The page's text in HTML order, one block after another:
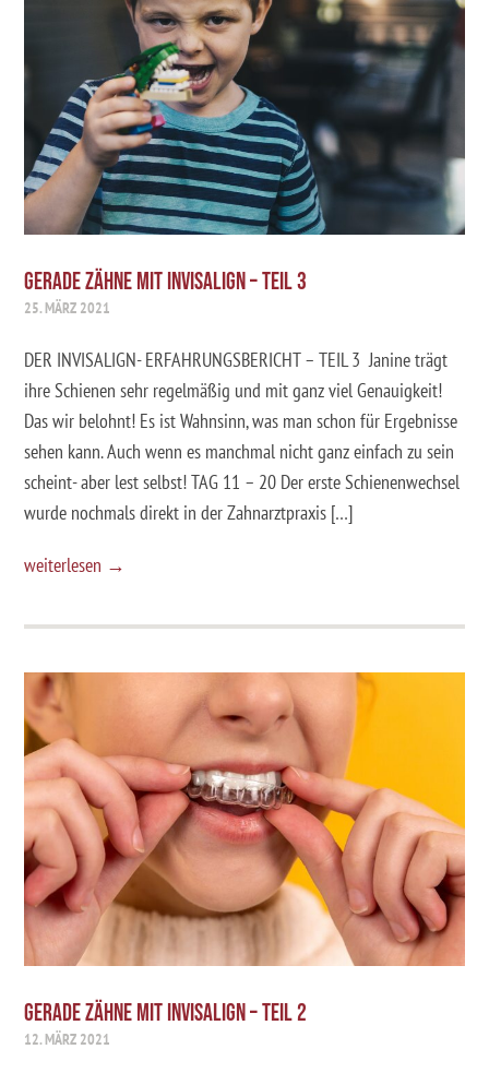
GERADE ZÄHNE MIT INVISALIGN – TEIL 3
25. MÄRZ 2021
DER INVISALIGN- ERFAHRUNGSBERICHT – TEIL 3 Janine trägt
ihre Schienen sehr regelmäßig und mit ganz viel Genauigkeit!
Das wir belohnt! Es ist Wahnsinn, was man schon für Ergebnisse
sehen kann. Auch wenn es manchmal nicht ganz einfach zu sein
scheint- aber lest selbst! TAG 11 – 20 Der erste Schienenwechsel
wurde nochmals direkt in der Zahnarztpraxis […]
weiterlesen →
GERADE ZÄHNE MIT INVISALIGN – TEIL 2
12. MÄRZ 2021